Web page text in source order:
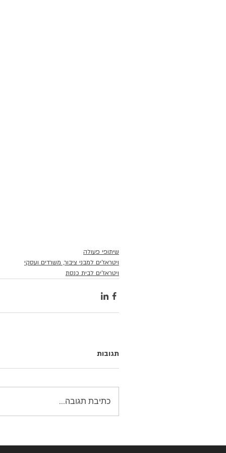
שיתופי פעולה
ויטראז'ים למבני ציבור, משרדים ועסקי
ויטראז'ים לבית כנסת
תגובות
כתיבת תגובה...